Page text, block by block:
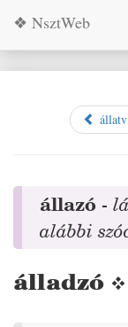
❖ NsztWeb
állazó -
alábbi
álladzó ❖